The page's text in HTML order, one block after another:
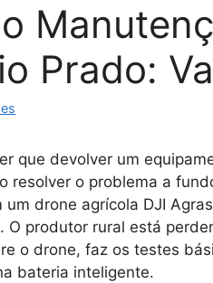
Prado:
que devolver um
resolver o problema a
drone agrícola DJI
O produtor rural está
o drone, faz os testes
bateria inteligente.